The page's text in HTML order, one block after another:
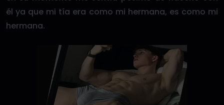
él ya que mi tía era como mi hermana, es como mi
hermana.